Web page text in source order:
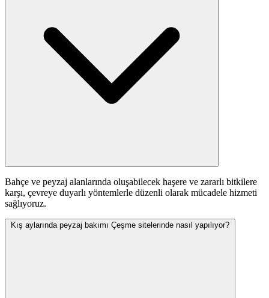
Bahçe ve peyzaj alanlarında oluşabilecek haşere ve zararlı bitkilere
karşı, çevreye duyarlı yöntemlerle düzenli olarak mücadele hizmeti
sağlıyoruz.
Kış aylarında peyzaj bakımı Çeşme sitelerinde nasıl yapılıyor?